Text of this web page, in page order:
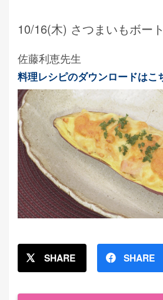
10/16(木) さつまいもボー
佐藤利恵先生
料理レシピのダウンロードはこ
SHARE SHARE